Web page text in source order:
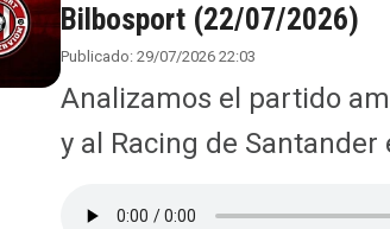
Bilbosport (22/07/2026)
Publicado: 29/07/2026 22:03
Analizamos el partido
y al Racing de Santander